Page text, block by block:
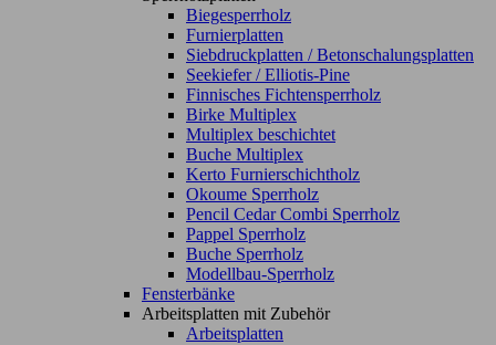
Biegesperrholz
Furnierplatten
Siebdruckplatten / Betonschalungsplatten
Seekiefer / Elliotis-Pine
Finnisches Fichtensperrholz
Birke Multiplex
Multiplex beschichtet
Buche Multiplex
Kerto Furnierschichtholz
Okoume Sperrholz
Pencil Cedar Combi Sperrholz
Pappel Sperrholz
Buche Sperrholz
Modellbau-Sperrholz
Fensterbänke
Arbeitsplatten mit Zubehör
Arbeitsplatten